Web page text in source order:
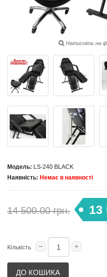
Натисніть на
Модель: LS-240 BLACK
Наявність: Немає в наявності
14 500.00 грн. 13
Кількість
ДО КОШИКА